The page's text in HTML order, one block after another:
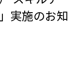
実施のお知